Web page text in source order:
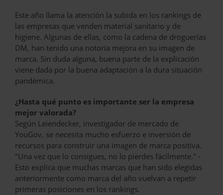
Este año llama la atención la subida en los rankings de
las empresas que venden material sanitario y de
higiene. Algunas de ellas, como la cadena de droguerías
DM, han tenido una notoria mejora en su imagen de
marca. Sin duda alguna, buena parte de la explicación
viene dada por la buena adaptación a la dura situación
pandémica.
¿Hasta qué punto es importante ser la empresa
mejor valorada?
Según Leiendecker, investigador de mercado de
YouGov, se necesita mucho esfuerzo e inversión de
recursos para construir una imagen de marca positiva.
"Una vez que lo consigues, no lo pierdes fácilmente." -
Esto explica que muchas marcas que han sido elegidas
anteriormente como marca del año vuelvan a repetir
primeras posiciones en los rankings.